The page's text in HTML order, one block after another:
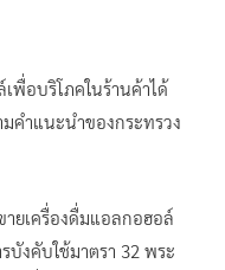
พื่อบริโภคในร้านค้าได้
คำแนะนำของกระทรวง
ยเครื่องดื่มแอลกอฮอล์
งคับใช้มาตรา 32 พระ